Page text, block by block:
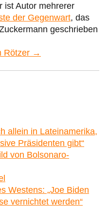
ist Autor mehrerer
der Gegenwart, das
geschrieben
Rötzer →
allein in Lateinamerika,
Präsidenten gibt“
von Bolsonaro-
Westens: „Joe Biden
vernichtet werden“